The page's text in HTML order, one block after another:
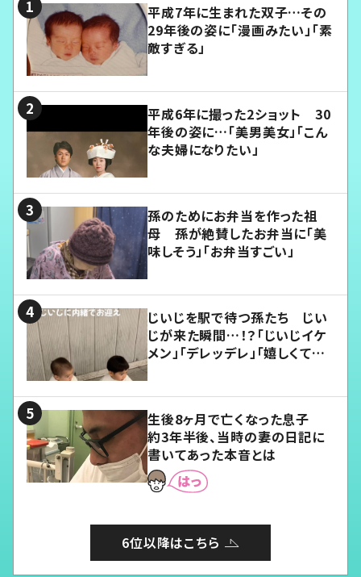
平成7年に生まれた双子…その
29年後の姿に「漫画みたい」「素
敵すぎる」
平成6年に撮った2ショット 30
年後の姿に…「美男美女」「こん
な夫婦になりたい」
孫のためにお弁当を作った祖
母 孫が絶賛したお弁当に「美
味しそう」「お弁当すごい」
じいじを駅で待つ孫たち じい
じが来た瞬間…！？「じいじイケ
メン」「デレッデレ」「嬉しくて可
生後8ヶ月で亡くなった息子
約3年半後、当時の妻の日記に
書いてあった本音とは
6位以降はこちら